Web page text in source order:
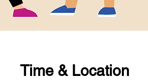
Time & Location